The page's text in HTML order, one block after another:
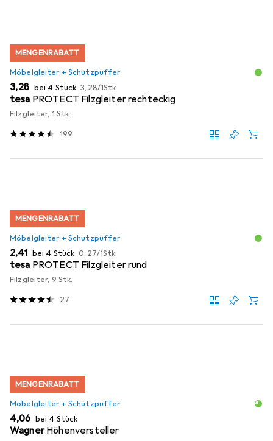
MENGENRABATT
Möbelgleiter + Schutzpuffer
EUR
3,28 bei 4 Stück EUR
3,28/1Stk.
tesa PROTECT Filzgleiter rechteckig
Filzgleiter, 1 Stk.
199
MENGENRABATT
Möbelgleiter + Schutzpuffer
EUR
2,41 bei 4 Stück EUR
0,27/1Stk.
tesa PROTECT Filzgleiter rund
Filzgleiter, 9 Stk.
27
MENGENRABATT
Möbelgleiter + Schutzpuffer
EUR
4,06 bei 4 Stück
Wagner Höhenversteller